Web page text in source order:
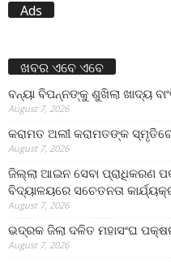
Ads
ଖବର ଏବେ ଏବେ
ବନ୍ୟା ବିପନ୍ନଙ୍କୁ ଶୁଖିଲା ଖାଦ୍ୟ
August 7, 2026
କରାମତ ଅଲୀ କରାମତଙ୍କ
August 7, 2026
ଜିଲ୍ଲା ଆଇନ ସେବା ପ୍ରାଧିକରଣ
ବିଦ୍ୟାଳୟରେ ସଚେତନତା
August 7, 2026
ଭଦ୍ରକ ଜିଲା ଦଳିତ ମହାସଂଘ
August 7, 2026